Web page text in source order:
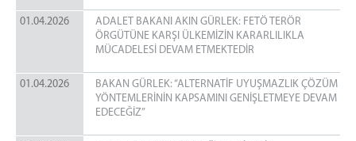
01.04.2026
ADALET BAKANI AKIN GÜRLEK: FETÖ TERÖR
ÖRGÜTÜNE KARŞI ÜLKEMİZİN KARARLILIKLA
MÜCADELESİ DEVAM ETMEKTEDİR
01.04.2026
BAKAN GÜRLEK: “ALTERNATİF UYUŞMAZLIK ÇÖZÜM
YÖNTEMLERİNİN KAPSAMINI GENİŞLETMEYE DEVAM
EDECEĞİZ”